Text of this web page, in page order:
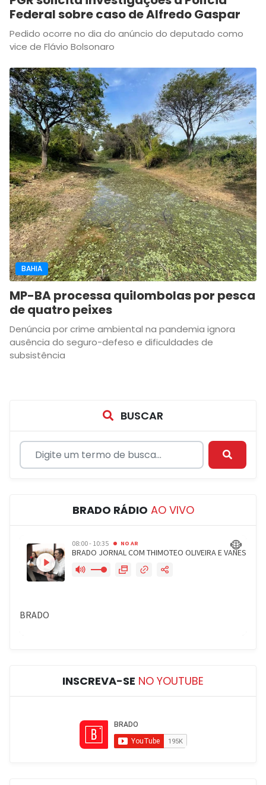
Federal sobre caso de Alfredo Gaspar
Pedido ocorre no dia do anúncio do deputado como
vice de Flávio Bolsonaro
BAHIA
MP-BA processa quilombolas por pesca
de quatro peixes
Denúncia por crime ambiental na pandemia ignora
ausência do seguro-defeso e dificuldades de
subsistência
BUSCAR
BRADO RÁDIO AO VIVO
INSCREVA-SE NO YOUTUBE